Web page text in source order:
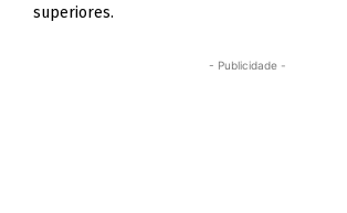
superiores.
- Publicidade -